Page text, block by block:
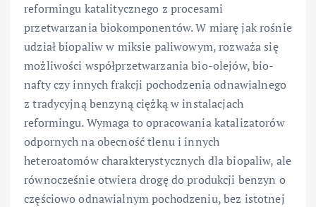
reformingu katalitycznego z procesami
przetwarzania biokomponentów. W miarę jak rośnie
udział biopaliw w miksie paliwowym, rozważa się
możliwości współprzetwarzania bio-olejów, bio-
nafty czy innych frakcji pochodzenia odnawialnego
z tradycyjną benzyną ciężką w instalacjach
reformingu. Wymaga to opracowania katalizatorów
odpornych na obecność tlenu i innych
heteroatomów charakterystycznych dla biopaliw, ale
równocześnie otwiera drogę do produkcji benzyn o
częściowo odnawialnym pochodzeniu, bez istotnej